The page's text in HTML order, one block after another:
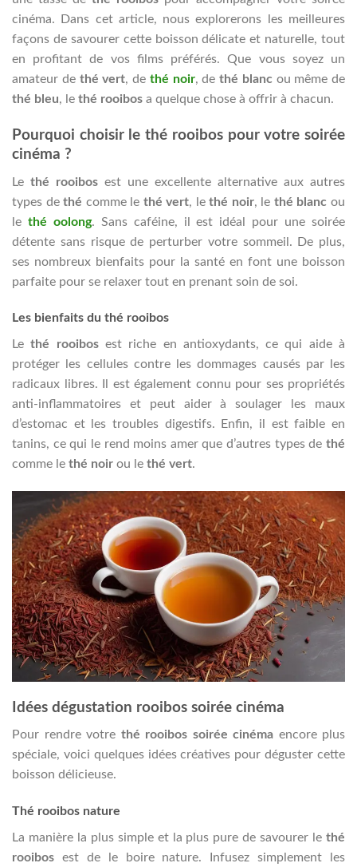
cinéma. Dans cet article, nous explorerons les meilleures
façons de savourer cette boisson délicate et naturelle, tout
en profitant de vos films préférés. Que vous soyez un
amateur de thé vert, de thé noir, de thé blancou même de
thé bleu, le thé rooibos a quelque chose à offrir à chacun.
Pourquoi choisir le thé rooibos pour votre soirée
cinéma ?
Le thé rooibos est une excellente alternative aux autres
types dethé comme le thé vert, lethé noir, le thé blanc ou
le thé oolong. Sans caféine, il est idéal pour une soirée
détente sans risque de perturber votre sommeil. De plus,
ses nombreux bienfaits pour la santé en font une boisson
parfaite pour se relaxer tout en prenant soin de soi.
Les bienfaits du thé rooibos
Lethé rooibosest riche en antioxydants, ce qui aide à
protéger les cellules contre les dommages causés par les
radicaux libres. Il est également connu pour ses propriétés
anti-inflammatoires et peut aider à soulager les maux
d’estomac et les troubles digestifs. Enfin, il est faible en
tanins, ce qui le rend moins amer que d’autres types de thé
comme le thé noir ou le thé vert.
Idées dégustation rooibos soirée cinéma
Pour rendre votre thé rooibos soirée cinéma encore plus
spéciale, voici quelques idées créatives pour déguster cette
boisson délicieuse.
Thé rooibos nature
La manière la plus simple et la plus pure de savourer le thé
rooibos est de le boire nature. Infusez simplement les